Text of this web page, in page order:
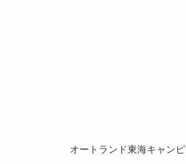
オートランド東海キャン